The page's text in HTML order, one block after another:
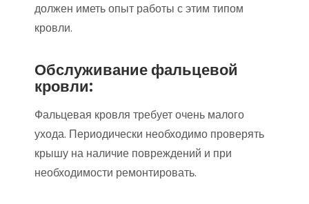
должен иметь опыт работы с этим типом
кровли.
Обслуживание фальцевой
кровли:
Фальцевая кровля требует очень малого
ухода. Периодически необходимо проверять
крышу на наличие повреждений и при
необходимости ремонтировать.